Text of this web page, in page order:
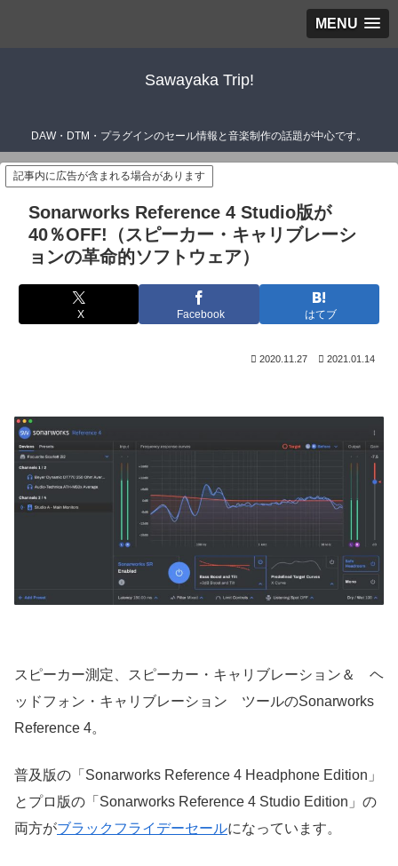
MENU
Sawayaka Trip!
DAW・DTM・プラグインのセール情報と音楽制作の話題が中心です。
記事内に広告が含まれる場合があります
Sonarworks Reference 4 Studio版が
40％OFF!（スピーカー・キャリブレーシ
ョンの革命的ソフトウェア）
X Facebook はてブ
2020.11.27 2021.01.14
スピーカー測定、スピーカー・キャリブレーション＆ ヘ
ッドフォン・キャリブレーション ツールのSonarworks
Reference 4。
普及版の「Sonarworks Reference 4 Headphone Edition」
とプロ版の「Sonarworks Reference 4 Studio Edition」の
両方がブラックフライデーセールになっています。